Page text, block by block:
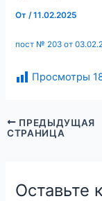
От /11.02.2025
пост № 203 от
Просмотры
ПРЕДЫДУЩАЯ
СТРАНИЦА
Оставьте